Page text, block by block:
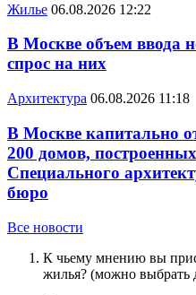
Жилье 06.08.2026 12:22
В Москве объем ввода
спрос на них
Архитектура 06.08.2026 11:18
В Москве капитально
200 домов,
Специального
бюро
Все новости
К чьему мнению вы
жилья? (можно выбрать